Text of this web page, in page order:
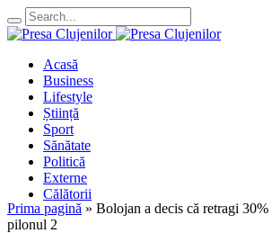
Acasă
Business
Lifestyle
Știință
Sport
Sănătate
Politică
Externe
Călătorii
Prima pagină » Bolojan a decis că retragi
pilonul 2